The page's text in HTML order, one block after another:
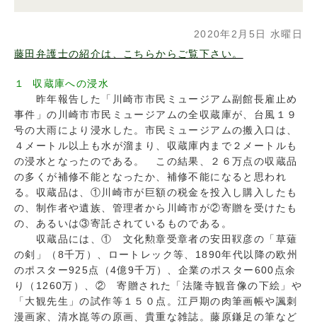
2020年2月5日 水曜日
藤田弁護士の紹介は、こちらからご覧下さい。
１ 収蔵庫への浸水
昨年報告した「川崎市市民ミュージアム副館長雇止め
事件」の川崎市市民ミュージアムの全収蔵庫が、台風１９
号の大雨により浸水した。市民ミュージアムの搬入口は、
４メートル以上も水が溜まり、収蔵庫内まで２メートルも
の浸水となったのである。 この結果、２６万点の収蔵品
の多くが補修不能となったか、補修不能になると思われ
る。収蔵品は、①川崎市が巨額の税金を投入し購入したも
の、制作者や遺族、管理者から川崎市が②寄贈を受けたも
の、あるいは③寄託されているものである。
収蔵品には、① 文化勲章受章者の安田靫彦の「草薙
の剣」（8千万）、ロートレック等、1890年代以降の欧州
のポスター925点（4億9千万）、企業のポスター600点余
り（1260万）、② 寄贈された「法隆寺観音像の下絵」や
「大観先生」の試作等１５０点。江戸期の肉筆画帳や諷刺
漫画家、清水崑等の原画、貴重な雑誌。藤原鎌足の筆など